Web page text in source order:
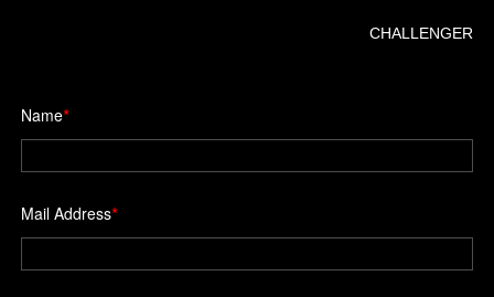
CHALLENGER
Name*
Mail Address*